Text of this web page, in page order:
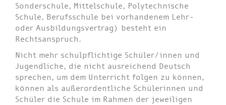
Sonderschule, Mittelschule, Polytechnische
Schule, Berufsschule bei vorhandenem Lehr-
oder Ausbildungsvertrag) besteht ein
Rechtsanspruch.
Nicht mehr schulpflichtige Schüler/innen und
Jugendliche, die nicht ausreichend Deutsch
sprechen, um dem Unterricht folgen zu können,
können als außerordentliche Schülerinnen und
Schüler die Schule im Rahmen der jeweiligen